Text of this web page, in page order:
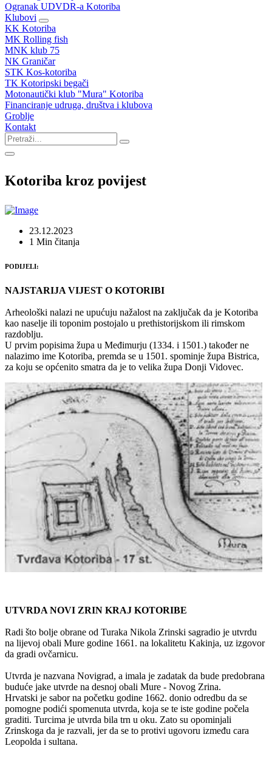
Ogranak UDVDR-a Kotoriba
Klubovi
KK Kotoriba
MK Rolling fish
MNK klub 75
NK Graničar
STK Kos-kotoriba
TK Kotoripski begači
Motonautički klub "Mura" Kotoriba
Financiranje udruga, društva i klubova
Groblje
Kontakt
Kotoriba kroz povijest
23.12.2023
1 Min čitanja
PODIJELI:
NAJSTARIJA VIJEST O KOTORIBI
Arheološki nalazi ne upućuju nažalost na zaključak da je Kotoriba
kao naselje ili toponim postojalo u prethistorijskom ili rimskom
razdoblju.
U prvim popisima župa u Međimurju (1334. i 1501.) također ne
nalazimo ime Kotoriba, premda se u 1501. spominje župa Bistrica,
za koju se općenito smatra da je to velika župa Donji Vidovec.
UTVRDA NOVI ZRIN KRAJ KOTORIBE
Radi što bolje obrane od Turaka Nikola Zrinski sagradio je utvrdu
na lijevoj obali Mure godine 1661. na lokalitetu Kakinja, uz izgovor
da gradi ovčarnicu.
Utvrda je nazvana Novigrad, a imala je zadatak da bude predobrana
buduće jake utvrde na desnoj obali Mure - Novog Zrina.
Hrvatski je sabor na početku godine 1662. donio odredbu da se
pomogne podići spomenuta utvrda, koja se te iste godine počela
graditi. Turcima je utvrda bila trn u oku. Zato su opominjali
Zrinskoga da je razvali, jer da se to protivi ugovoru između cara
Leopolda i sultana.